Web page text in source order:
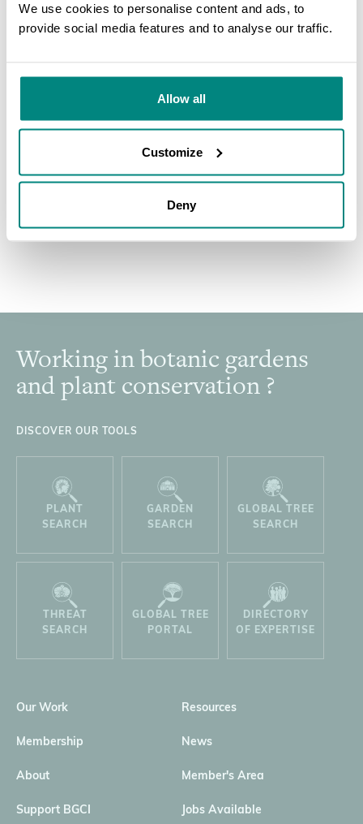
We use cookies to personalise content and ads, to
provide social media features and to analyse our traffic.
Allow all
Customize
Deny
nouveau cultivar
Développer un nouveau cultivar dans un but
des services de jardinage
Footer
Working in botanic gardens
and plant conservation ?
DISCOVER OUR TOOLS
PLANT
SEARCH
GARDEN
SEARCH
GLOBAL TREE
SEARCH
THREAT
SEARCH
GLOBAL TREE
PORTAL
DIRECTORY
OF EXPERTISE
Our Work Resources
Membership News
About Member's Area
Support BGCI Jobs Available